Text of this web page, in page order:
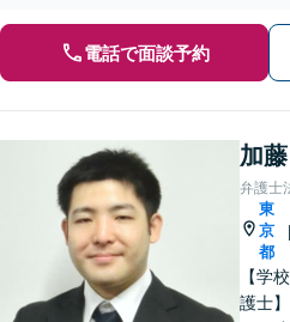
電話で面談予約
加
弁護士
東
京
都
【学
護士